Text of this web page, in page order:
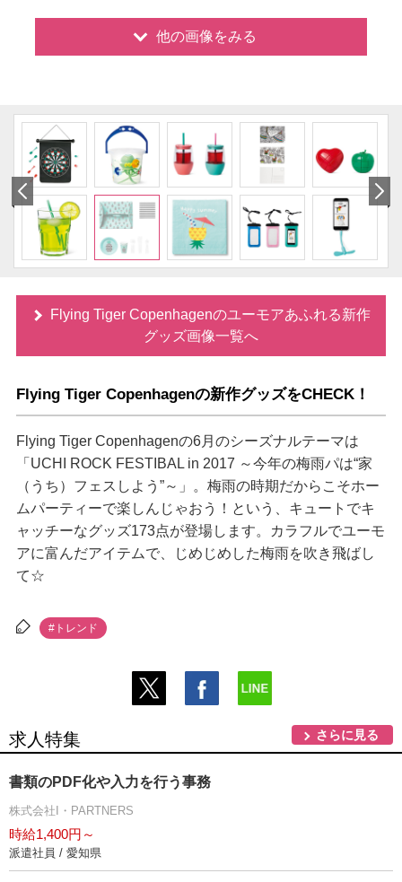
他の画像をみる
Flying Tiger Copenhagenのユーモアあふれる新作
グッズ画像一覧へ
Flying Tiger Copenhagenの新作グッズをCHECK！
Flying Tiger Copenhagenの6月のシーズナルテーマは
「UCHI ROCK FESTIBAL in 2017 ～今年の梅雨パは“家
（うち）フェスしよう”～」。梅雨の時期だからこそホー
ムパーティーで楽しんじゃおう！という、キュートでキ
ャッチーなグッズ173点が登場します。カラフルでユーモ
アに富んだアイテムで、じめじめした梅雨を吹き飛ばし
て☆
#トレンド
求人特集 さらに見る
書類のPDF化や入力を行う事務
株式会社I・PARTNERS
時給1,400円～
派遣社員 / 愛知県